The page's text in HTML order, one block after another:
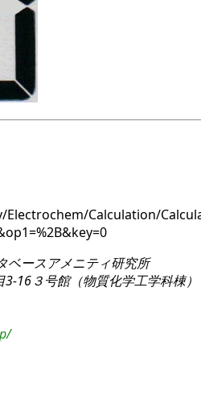
Calculation/
ベースアメニティ研究所
3-16３号館（物質化学工学科棟